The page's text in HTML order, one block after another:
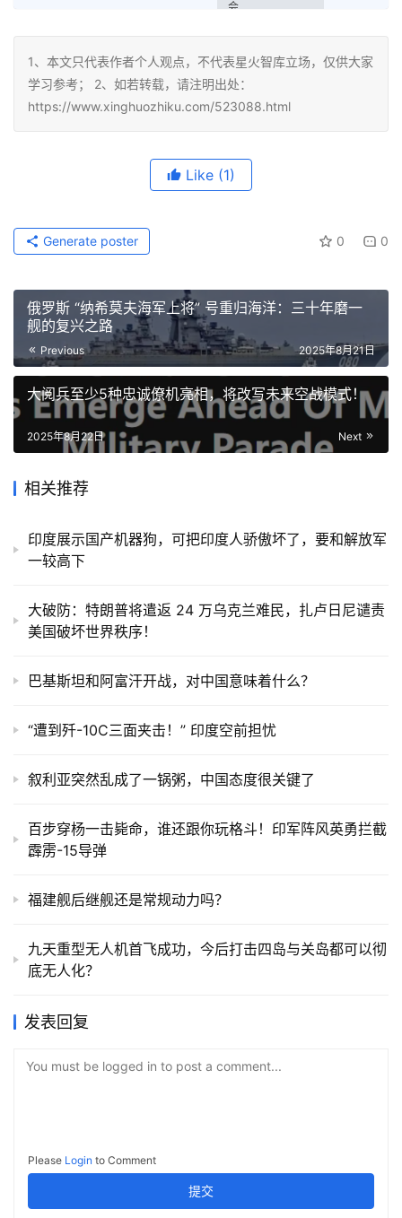
1、本文只代表作者个人观点，不代表星火智库立场，仅供大家
学习参考； 2、如若转载，请注明出处：
https://www.xinghuozhiku.com/523088.html
Like (1)
0 0
Generate poster
俄罗斯 “纳希莫夫海军上将” 号重归海洋：三十年磨一
舰的复兴之路
Previous 2025年8月21日
大阅兵至少5种忠诚僚机亮相，将改写未来空战模式！
Next
2025年8月22日
相关推荐
印度展示国产机器狗，可把印度人骄傲坏了，要和解放军
一较高下
大破防：特朗普将遣返 24 万乌克兰难民，扎卢日尼谴责
美国破坏世界秩序！
巴基斯坦和阿富汗开战，对中国意味着什么？
“遭到歼-10C三面夹击！” 印度空前担忧
叙利亚突然乱成了一锅粥，中国态度很关键了
百步穿杨一击毙命，谁还跟你玩格斗！印军阵风英勇拦截
霹雳-15导弹
福建舰后继舰还是常规动力吗？
九天重型无人机首飞成功，今后打击四岛与关岛都可以彻
底无人化？
发表回复
You must be logged in to post a comment...
Please Login to Comment
提交